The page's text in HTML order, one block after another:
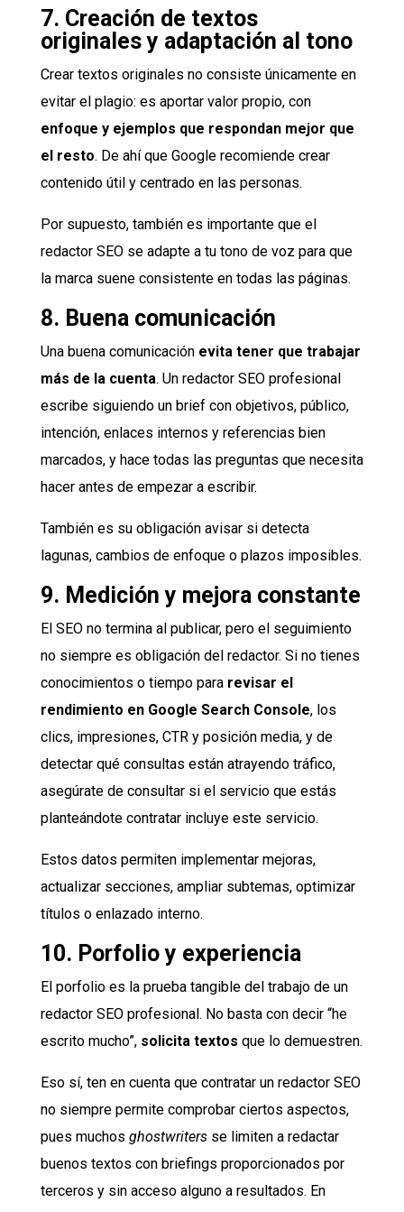
7. Creación de textos
originales y adaptación al tono
Crear textos originales no consiste únicamente en
evitar el plagio: es aportar valor propio, con
enfoque y ejemplos que respondan mejor que
el resto. De ahí que Google recomiende crear
contenido útil y centrado en las personas.
Por supuesto, también es importante que el
redactor SEO se adapte a tu tono de voz para que
la marca suene consistente en todas las páginas.
8. Buena comunicación
Una buena comunicaciónevita tener que trabajar
más de la cuenta. Un redactor SEO profesional
escribe siguiendo un brief con objetivos, público,
intención, enlaces internos y referencias bien
marcados, y hace todas las preguntas que necesita
hacer antes de empezar a escribir.
También es su obligación avisar si detecta
lagunas, cambios de enfoque o plazos imposibles.
9. Medición y mejora constante
El SEO no termina al publicar, pero el seguimiento
no siempre es obligación del redactor. Si no tienes
conocimientos o tiempo para revisar el
rendimiento en Google Search Console, los
clics, impresiones, CTR y posición media, y de
detectar qué consultas están atrayendo tráfico,
asegúrate de consultar si el servicio que estás
planteándote contratar incluye este servicio.
Estos datos permiten implementar mejoras,
actualizar secciones, ampliar subtemas, optimizar
títulos o enlazado interno.
10. Porfolio y experiencia
El porfolio es la prueba tangible del trabajo de un
redactor SEO profesional. No basta con decir “he
escrito mucho”, solicita textos que lo demuestren.
Eso sí, ten en cuenta que contratar un redactor SEO
no siempre permite comprobar ciertos aspectos,
pues muchos ghostwriters se limiten a redactar
buenos textos con briefings proporcionados por
terceros y sin acceso alguno a resultados. En